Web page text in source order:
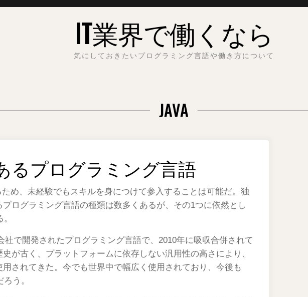
IT業界で働くなら
気にしておきたいプログラミング言語や働き方について
JAVA
るプログラミング言語
め、未経験でもスキルを身につけて参入することは可能だ。独
ログラミング言語の種類は数多くあるが、その1つに依然とし
社で開発されたプログラミング言語で、2010年に吸収合併されて
が古く、プラットフォームに依存しない汎用性の高さにより、
されてきた。今でも世界中で幅広く使用されており、今後も
う。